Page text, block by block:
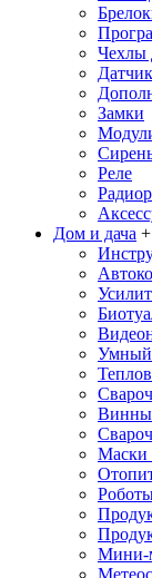
Чехлы
Замки
Реле
Дом и дача +
Умный
Маски
Мини-